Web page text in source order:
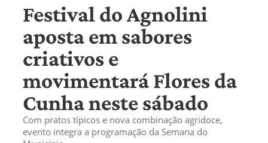
Festival do Agnolini
aposta em sabores
criativos e
movimentará Flores da
Cunha neste sábado
Com pratos típicos e nova combinação agridoce,
evento integra a programação da Semana do